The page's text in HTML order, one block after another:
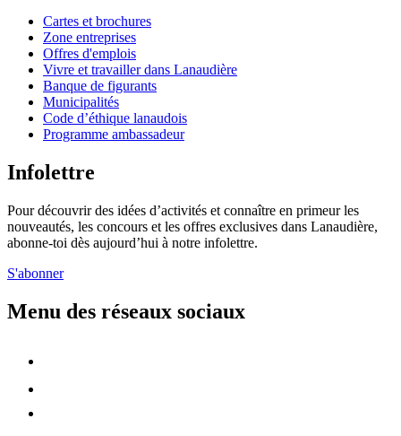
Cartes et brochures
Zone entreprises
Offres d'emplois
Vivre et travailler dans Lanaudière
Banque de figurants
Municipalités
Code d’éthique lanaudois
Programme ambassadeur
Infolettre
Pour découvrir des idées d’activités et connaître en primeur les
nouveautés, les concours et les offres exclusives dans Lanaudière,
abonne-toi dès aujourd’hui à notre infolettre.
S'abonner
Menu des réseaux sociaux